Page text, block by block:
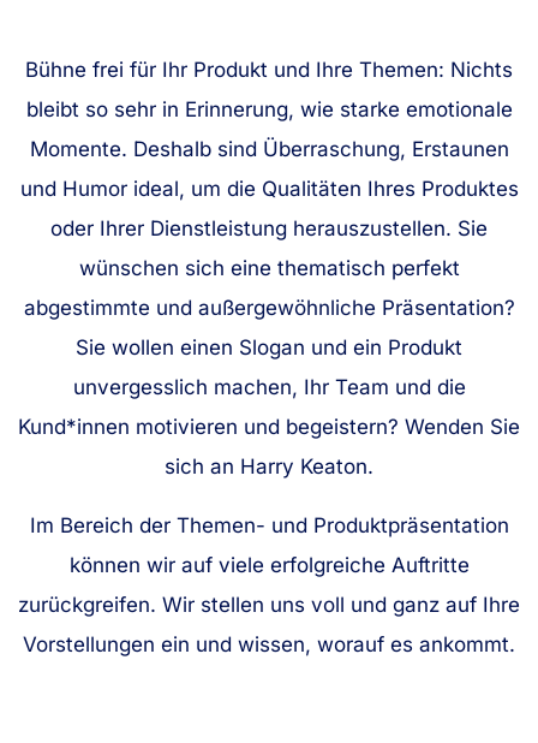
Bühne frei für Ihr Produkt und Ihre Themen: Nichts
bleibt so sehr in Erinnerung, wie starke emotionale
Momente. Deshalb sind Überraschung, Erstaunen
und Humor ideal, um die Qualitäten Ihres Produktes
oder Ihrer Dienstleistung herauszustellen. Sie
wünschen sich eine thematisch perfekt
abgestimmte und außergewöhnliche Präsentation?
Sie wollen einen Slogan und ein Produkt
unvergesslich machen, Ihr Team und die
Kund*innen motivieren und begeistern? Wenden Sie
sich an Harry Keaton.
Im Bereich der Themen- und Produktpräsentation
können wir auf viele erfolgreiche Auftritte
zurückgreifen. Wir stellen uns voll und ganz auf Ihre
Vorstellungen ein und wissen, worauf es ankommt.